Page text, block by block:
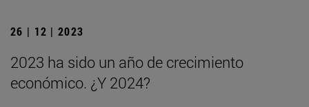
26 | 12 | 2023
2023 ha sido un año de crecimiento
económico. ¿Y 2024?